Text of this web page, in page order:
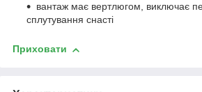
вантаж має вертлюгом, виключає
сплутування снасті
Приховати